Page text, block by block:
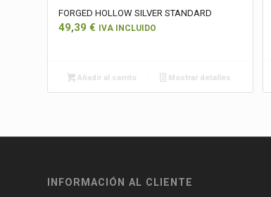
FORGED HOLLOW SILVER STANDARD
49,39 € IVA INCLUIDO
Añadir al carrito Mostrar detalles
INFORMACIÓN AL CLIENTE